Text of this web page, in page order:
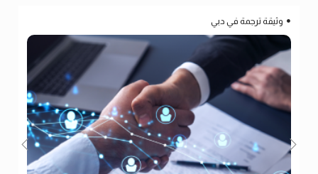
وثيقة ترجمة في دبي